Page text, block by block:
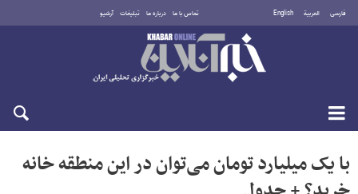
فارسی العربية English تماس با ما درباره ما تبلیغات آرشیو
شنبه ۱۷ مرداد ۱۴۰۵
با یک میلیارد تومان می‌توان در این منطقه خانه